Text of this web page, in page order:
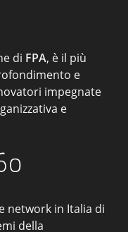
di FPA, è il più
e
impegnate
e
network in Italia di
della